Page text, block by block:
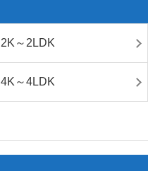
2K～2LDK
4K～4LDK